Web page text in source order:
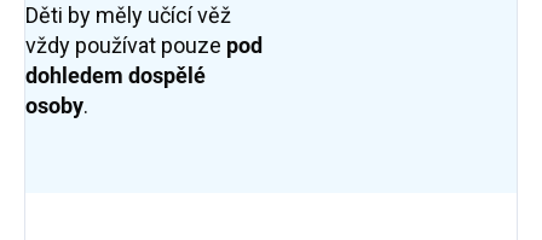
Děti by měly učící věž
vždy používat pouze pod
dohledem dospělé
osoby.